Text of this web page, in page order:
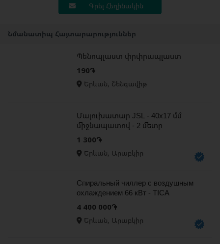
Գրել Հեղինակին
Նմանատիպ Հայտարարություններ
Պենոպլաստ փրփրապլաստ
190֏
Երևան, Շենգավիթ
Մալուխատար JSL - 40x17 մմ
միջնապատով - 2 մետր
1 300֏
Երևան, Արաբկիր
Спиральный чиллер с воздушным
охлаждением 66 кВт - TICA
4 400 000֏
Երևան, Արաբկիր